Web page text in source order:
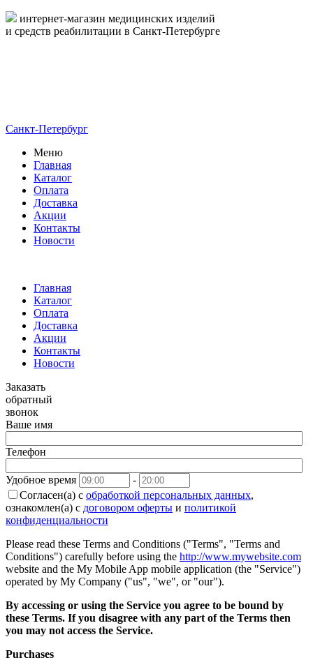
интернет-магазин медицинских изделий
и средств реабилитации в Санкт-Петербурге
Санкт-Петербург
Меню
Главная
Каталог
Оплата
Доставка
Акции
Контакты
Новости
Главная
Каталог
Оплата
Доставка
Акции
Контакты
Новости
Заказать
обратный
звонок
Ваше имя
Телефон
Удобное время
-
Согласен(а) с обработкой персональных данных,
ознакомлен(а) с договором оферты и политикой
конфиденциальности
Please read these Terms and Conditions ("Terms", "Terms and
Conditions") carefully before using the http://www.mywebsite.com
website and the My Mobile App mobile application (the "Service")
operated by My Company ("us", "we", or "our").
By accessing or using the Service you agree to be bound by
these Terms. If you disagree with any part of the Terms then
you may not access the Service.
Purchases